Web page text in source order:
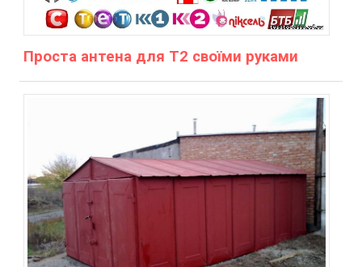
Проста антена для Т2 своїми руками